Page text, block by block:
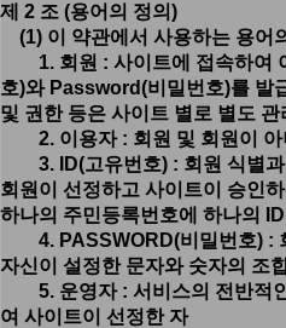
제 2 조 (용어의 정의)
(1) 이 약관에서 사용하는 용어
1. 회원 : 사이트에 접속하여
호)와 Password(비밀번호)를 발
및 권한 등은 사이트 별로 별도 관
2. 이용자 : 회원 및 회원이 아
3. ID(고유번호) : 회원 식별과
회원이 선정하고 사이트이 승인
하나의 주민등록번호에 하나의
4. PASSWORD(비밀번호) :
자신이 설정한 문자와 숫자의 조
5. 운영자 : 서비스의 전반적
여 사이트이 선정한 자